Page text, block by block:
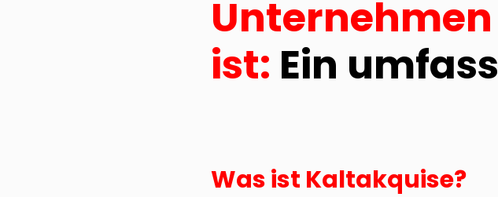
ist: Ein
Was ist Kaltakquise?